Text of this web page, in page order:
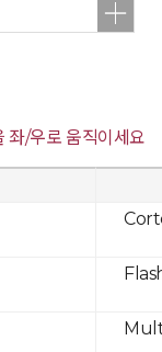
좌/우로 움직이세요